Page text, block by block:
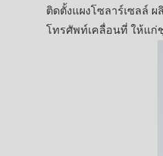
ติดตั้งแผงโซลาร์เซลล์
โทรศัพท์เคลื่อนที่ ให้แก่